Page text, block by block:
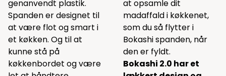
genanvendt plastik.
Spanden er designet til
at være flot og smart i
et køkken. Og til at
kunne stå på
køkkenbordet og være
at opsamle dit
madaffald i køkkenet,
som du så flytter i
Bokashi spanden, når
den er fyldt.
Bokashi 2.0 har et